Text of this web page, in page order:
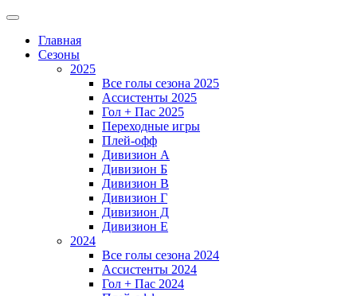
Главная
Сезоны
2025
Все голы сезона 2025
Ассистенты 2025
Гол + Пас 2025
Переходные игры
Плей-офф
Дивизион A
Дивизион Б
Дивизион В
Дивизион Г
Дивизион Д
Дивизион Е
2024
Все голы сезона 2024
Ассистенты 2024
Гол + Пас 2024